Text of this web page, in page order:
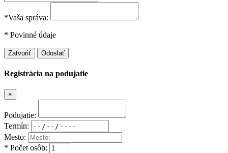
*Vaša správa:
* Povinné údaje
Zatvoriť Odoslať
Registrácia na podujatie
×
Podujatie:
Termín:
Mesto:
* Počet osôb: